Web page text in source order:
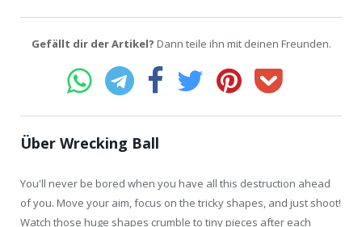
Gefällt dir der Artikel? Dann teile ihn mit deinen Freunden.
Über Wrecking Ball
You'll never be bored when you have all this destruction ahead
of you. Move your aim, focus on the tricky shapes, and just shoot!
Watch those huge shapes crumble to tiny pieces after each